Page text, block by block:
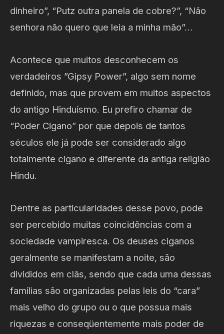
dinheiro”, “Putz outra panela de cobre?”, “Não
senhora não quero que leia a minha mão”…
Acontece que muitos desconhecem os
verdadeiros ”Gipsy Power”, algo sem nome
definido, mas que provem em muitos aspectos
do antigo Hinduísmo. Eu prefiro chamar de
“Poder Cigano” por que depois de tantos
séculos ele já pode ser considerado algo
totalmente cigano e diferente da antiga religião
Hindu.
Dentre as particularidades desse povo, pode
ser percebido muitas coincidências com a
sociedade vampiresca. Os deuses ciganos
geralmente se manifestam a noite, são
divididos em clãs, sendo que cada uma dessas
famílias são organizadas pelas leis do “cara”
mais velho do grupo ou o que possua mais
riquezas e conseqüentemente mais poder de